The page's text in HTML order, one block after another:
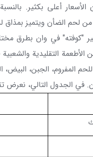
الأسعار أعلى بكثير.
لحم الضأن ويتميز بمذاق
في وان بطرق
الأطعمة التقليدية
المفروم، الجبن،
الجدول التالي، نعرض